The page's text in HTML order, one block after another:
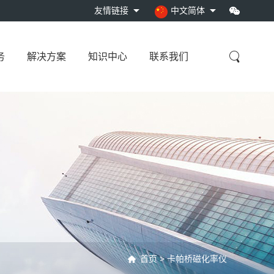
友情链接 中文简体
太阳能电源系… 埋入式组合观…
解决方案 知识中心 联系我们
首页 > 卡帕桥磁化率仪